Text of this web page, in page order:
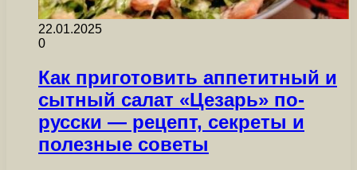
22.01.2025
0
Как приготовить аппетитный и
сытный салат «Цезарь» по-
русски — рецепт, секреты и
полезные советы